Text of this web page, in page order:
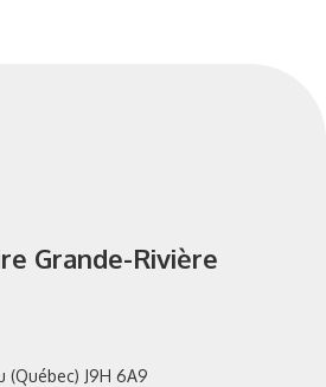
Grande-Rivière
(Québec) J9H 6A9